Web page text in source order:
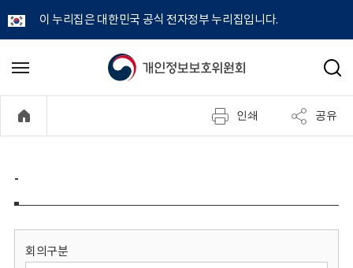
이 누리집은 대한민국 공식 전자정부 누리집입니다.
개
정
보
메
기
검
인쇄 공유
-
회의구분